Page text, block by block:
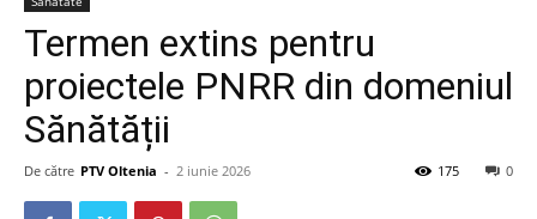
Termen extins pentru
proiectele PNRR din domeniul
Sănătății
De către PTV Oltenia - 2 iunie 2026 0
175